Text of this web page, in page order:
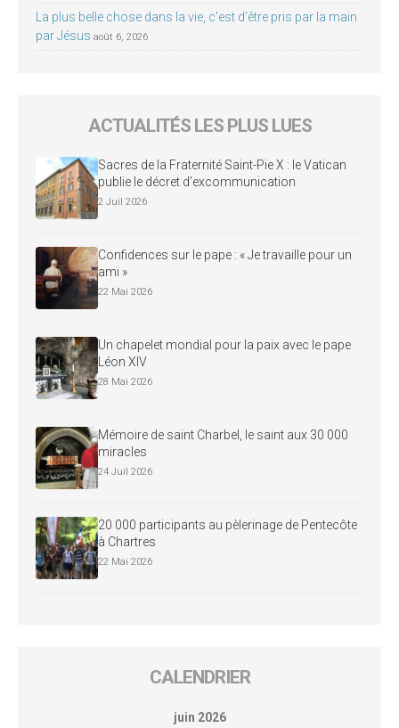
La plus belle chose dans la vie, c’est d’être pris par la main
par Jésus août 6, 2026
ACTUALITÉS LES PLUS LUES
Sacres de la Fraternité Saint-Pie X : le Vatican
publie le décret d’excommunication
2 Juil 2026
Confidences sur le pape : « Je travaille pour un
ami »
22 Mai 2026
Un chapelet mondial pour la paix avec le pape
Léon XIV
28 Mai 2026
Mémoire de saint Charbel, le saint aux 30 000
miracles
24 Juil 2026
20 000 participants au pèlerinage de Pentecôte
à Chartres
22 Mai 2026
CALENDRIER
juin 2026